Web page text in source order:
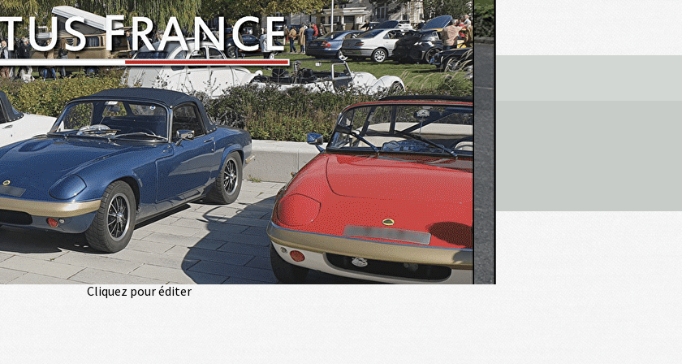
Exporter les lignes sélectionnées
Exporter toutes les colonnes
Exporter uniquement les colonnes affichées
Menu
<
>
Les Modèles
Le Fondateur
L'Histoire
Les Logos
?>
Images de la page d'accueil
Cliquez pour éditer